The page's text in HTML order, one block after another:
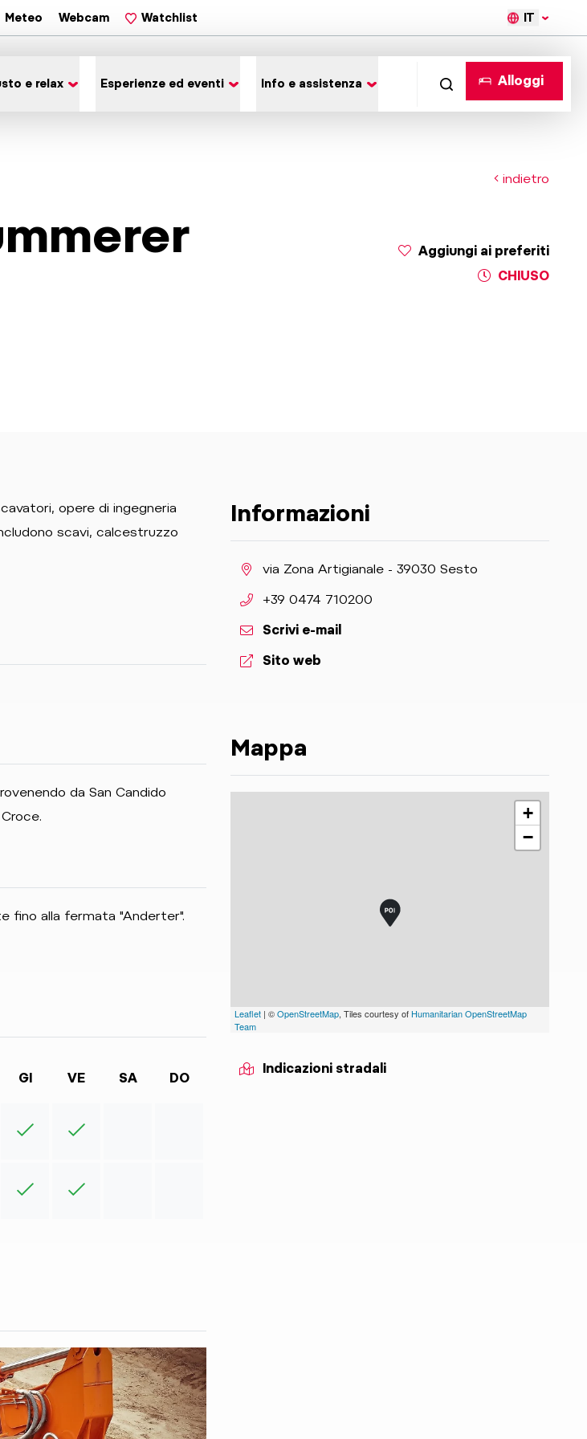
Meteo Webcam Watchlist IT
e relax Esperienze ed eventi Info e assistenza Alloggi
indietro
Aggiungi ai preferiti
CHIUSO
opere di ingegneria
scavi, calcestruzzo
da San Candido
fino alla fermata "Anderter".
GI VE SA DO
Informazioni
aria.location:
via Zona Artigianale - 39030 Sesto
aria.phone:
+39 0474 710200
Scrivi e-mail
aria.website:
Sito web
Mappa
+
−
Leaflet | ©OpenStreetMap, Tiles courtesy of Humanitarian OpenStreetMap
Team
Indicazioni stradali